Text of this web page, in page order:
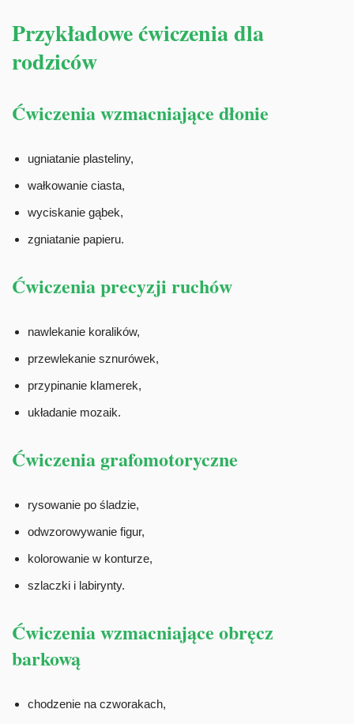
Przykładowe ćwiczenia dla
rodziców
Ćwiczenia wzmacniające dłonie
ugniatanie plasteliny,
wałkowanie ciasta,
wyciskanie gąbek,
zgniatanie papieru.
Ćwiczenia precyzji ruchów
nawlekanie koralików,
przewlekanie sznurówek,
przypinanie klamerek,
układanie mozaik.
Ćwiczenia grafomotoryczne
rysowanie po śladzie,
odwzorowywanie figur,
kolorowanie w konturze,
szlaczki i labirynty.
Ćwiczenia wzmacniające obręcz
barkową
chodzenie na czworakach,